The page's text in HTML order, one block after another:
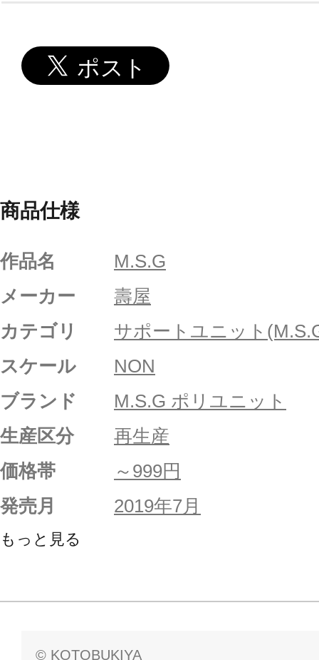
商品仕様
作品名
M.S.G
メーカー
壽屋
カテゴリ
サポートユニット
スケール
NON
ブランド
M.S.G ポリユニット
生産区分
再生産
価格帯
～999円
発売月
2019年7月
もっと見る
© KOTOBUKIYA